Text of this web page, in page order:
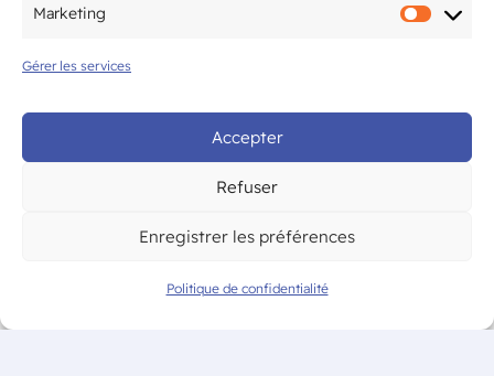
Marketing
Gérer les services
Accepter
Refuser
Enregistrer les préférences
Politique de confidentialité
réservés